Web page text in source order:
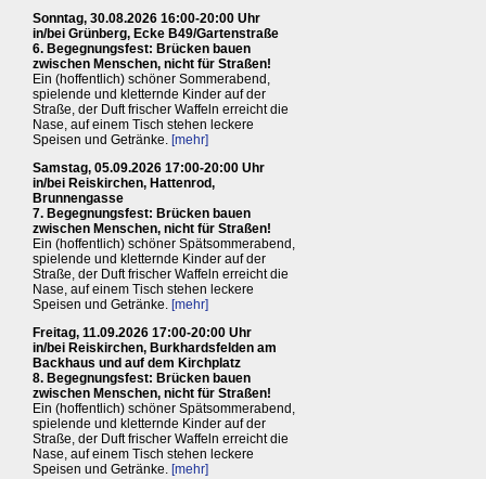
Sonntag, 30.08.2026 16:00-20:00 Uhr
in/bei Grünberg, Ecke B49/Gartenstraße
6. Begegnungsfest: Brücken bauen
zwischen Menschen, nicht für Straßen!
Ein (hoffentlich) schöner Sommerabend,
spielende und kletternde Kinder auf der
Straße, der Duft frischer Waffeln erreicht die
Nase, auf einem Tisch stehen leckere
Speisen und Getränke. [mehr]
Samstag, 05.09.2026 17:00-20:00 Uhr
in/bei Reiskirchen, Hattenrod,
Brunnengasse
7. Begegnungsfest: Brücken bauen
zwischen Menschen, nicht für Straßen!
Ein (hoffentlich) schöner Spätsommerabend,
spielende und kletternde Kinder auf der
Straße, der Duft frischer Waffeln erreicht die
Nase, auf einem Tisch stehen leckere
Speisen und Getränke. [mehr]
Freitag, 11.09.2026 17:00-20:00 Uhr
in/bei Reiskirchen, Burkhardsfelden am
Backhaus und auf dem Kirchplatz
8. Begegnungsfest: Brücken bauen
zwischen Menschen, nicht für Straßen!
Ein (hoffentlich) schöner Spätsommerabend,
spielende und kletternde Kinder auf der
Straße, der Duft frischer Waffeln erreicht die
Nase, auf einem Tisch stehen leckere
Speisen und Getränke. [mehr]